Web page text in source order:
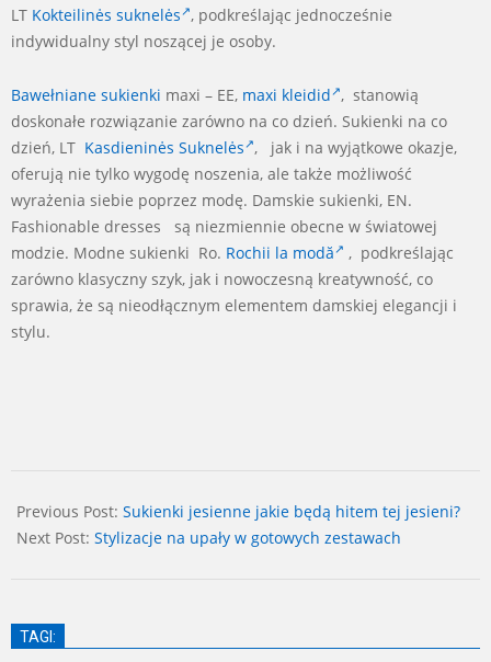
LT Kokteilinės suknelės , podkreślając jednocześnie
indywidualny styl noszącej je osoby.
Bawełniane sukienki maxi – EE, maxi kleidid , stanowią
doskonałe rozwiązanie zarówno na co dzień. Sukienki na co
dzień, LT Kasdieninės Suknelės , jak i na wyjątkowe okazje,
oferują nie tylko wygodę noszenia, ale także możliwość
wyrażenia siebie poprzez modę. Damskie sukienki, EN.
Fashionable dresses są niezmiennie obecne w światowej
modzie. Modne sukienki Ro. Rochii la modă
, podkreślając
zarówno klasyczny szyk, jak i nowoczesną kreatywność, co
sprawia, że są nieodłącznym elementem damskiej elegancji i
stylu.
05-
12
Previous Post: Sukienki jesienne jakie będą hitem tej jesieni?
Next Post: Stylizacje na upały w gotowych zestawach
TAGI: